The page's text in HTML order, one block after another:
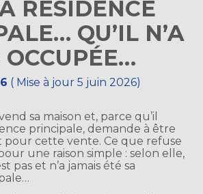
RÉSIDENCE
QU’IL N’A
( Mise à jour 5 juin 2026)
sa maison et, parce qu’il
principale, demande à être
pour cette vente. Ce que refuse
une raison simple : selon elle,
pas et n’a jamais été sa